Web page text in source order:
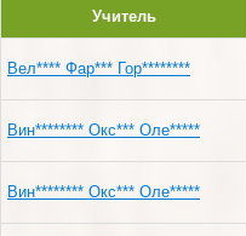
Учитель
Вел**** Фар*** Гор********
Вин******** Окс*** Оле*****
Вин******** Окс*** Оле*****